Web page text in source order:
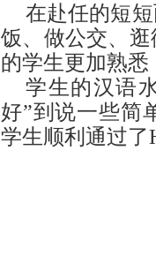
在赴任的短
饭、做公交、
的学生更加熟
学生的汉语
好”到说一些简
学生顺利通过了